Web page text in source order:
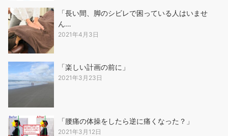
「長い間、脚のシビレで困っている人はいませ
ん…
2021年4月3日
「楽しい計画の前に」
2021年3月23日
「腰痛の体操をしたら逆に痛くなった？」
2021年3月12日